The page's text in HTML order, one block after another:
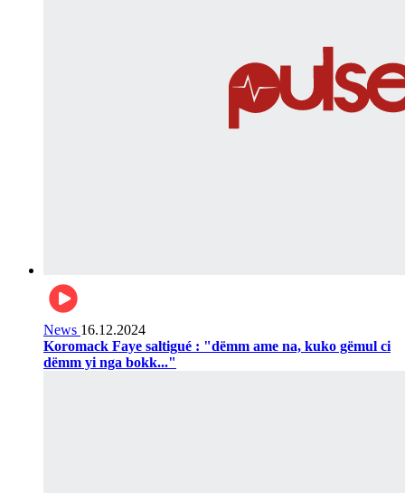
News 16.12.2024
Koromack Faye saltigué : "dëmm ame na, kuko gëmul ci
dëmm yi nga bokk..."